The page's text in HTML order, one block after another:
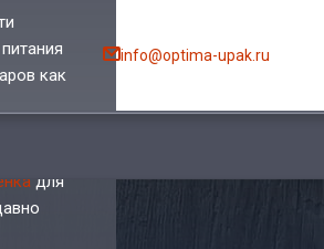
info@optima-upak.ru
как
для